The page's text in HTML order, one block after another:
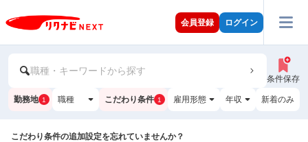
会員登録 ログイン
職種・キーワードから探す
条件保存
勤務地 1 職種 こだわり条件 1 雇用形態 年収 新着のみ
こだわり条件の追加設定を忘れていませんか？